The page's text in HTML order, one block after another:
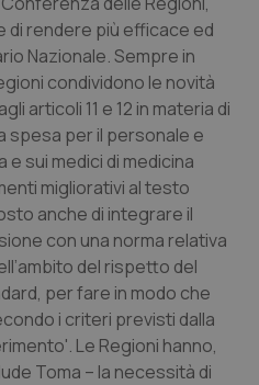
& Testa Collo
rendere più efficace ed
Nazionale. Sempre in
condividono le novità
articoli 11 e 12 in materia di
spesa per il personale e
sui medici di medicina
migliorativi al testo
anche di integrare il
con una norma relativa
del rispetto del
per fare in modo che
i criteri previsti dalla
Le Regioni hanno,
Toma – la necessità di